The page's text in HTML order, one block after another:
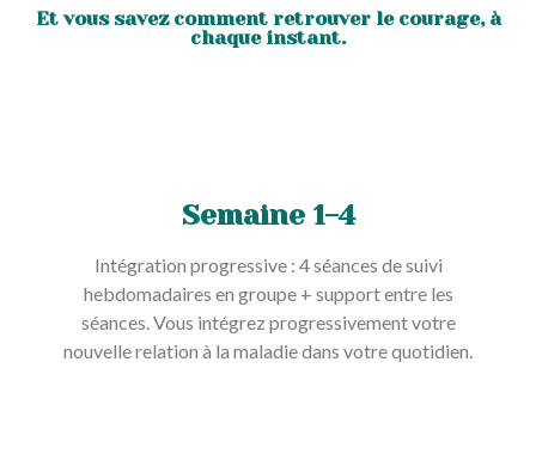
Et vous savez comment retrouver le courage, à
chaque instant.
Semaine 1-4
Intégration progressive : 4 séances de suivi
hebdomadaires en groupe + support entre les
séances. Vous intégrez progressivement votre
nouvelle relation à la maladie dans votre quotidien.